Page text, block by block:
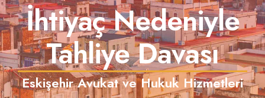
EKIBIMIZ
ÇALIŞMA ALANLARIMIZ
HUKUK BÜLTENI
SSS
İhtiyaç Nedeniyle
Tahliye Davası
Eskişehir Avukat ve Hukuk Hizmetleri